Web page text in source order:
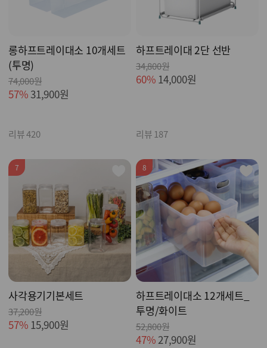
롱하프트레이대소 10개세트
(투명)
74,000원
57% 31,900원
리뷰 420
하프트레이대 2단 선반
34,800원
60% 14,000원
리뷰 187
7
사각용기기본세트
37,200원
57% 15,900원
8
하프트레이대소 12개세트_
투명/화이트
52,800원
47%27,900원